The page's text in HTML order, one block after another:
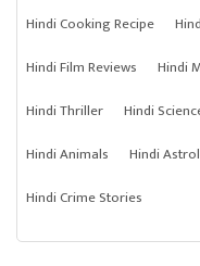
Hindi Cooking Recipe
Hindi Film Reviews
Hindi
Hindi Thriller
Hindi
Hindi Animals
Hindi
Hindi Crime Stories